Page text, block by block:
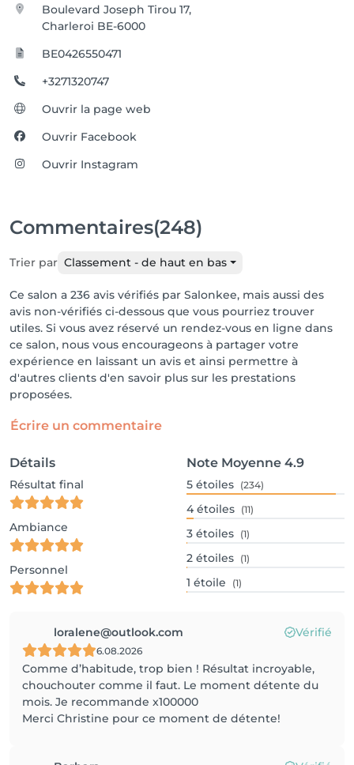
Boulevard Joseph Tirou 17,
Charleroi BE-6000
BE0426550471
+3271320747
Ouvrir la page web
Ouvrir Facebook
Ouvrir Instagram
Commentaires(248)
Trier par Classement - de haut en bas
Ce salon a 236 avis vérifiés par Salonkee, mais aussi des
avis non-vérifiés ci-dessous que vous pourriez trouver
utiles. Si vous avez réservé un rendez-vous en ligne dans
ce salon, nous vous encourageons à partager votre
expérience en laissant un avis et ainsi permettre à
d'autres clients d'en savoir plus sur les prestations
proposées.
Écrire un commentaire
Détails
Résultat final
Ambiance
Personnel
Note Moyenne 4.9
5 étoiles (234)
4 étoiles (11)
3 étoiles (1)
2 étoiles (1)
1 étoile (1)
loralene@outlook.com Vérifié
6.08.2026
Comme d’habitude, trop bien ! Résultat incroyable,
chouchouter comme il faut. Le moment détente du
mois. Je recommande x100000
Merci Christine pour ce moment de détente!